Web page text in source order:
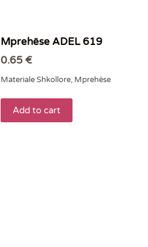
Mprehëse ADEL 619
0.65€
Materiale Shkollore, Mprehëse
Add to cart